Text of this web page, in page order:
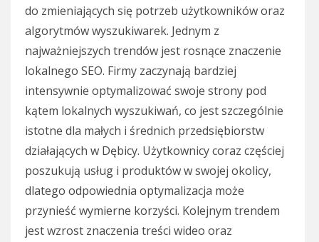
do zmieniających się potrzeb użytkowników oraz
algorytmów wyszukiwarek. Jednym z
najważniejszych trendów jest rosnące znaczenie
lokalnego SEO. Firmy zaczynają bardziej
intensywnie optymalizować swoje strony pod
kątem lokalnych wyszukiwań, co jest szczególnie
istotne dla małych i średnich przedsiębiorstw
działających w Dębicy. Użytkownicy coraz częściej
poszukują usług i produktów w swojej okolicy,
dlatego odpowiednia optymalizacja może
przynieść wymierne korzyści. Kolejnym trendem
jest wzrost znaczenia treści wideo oraz